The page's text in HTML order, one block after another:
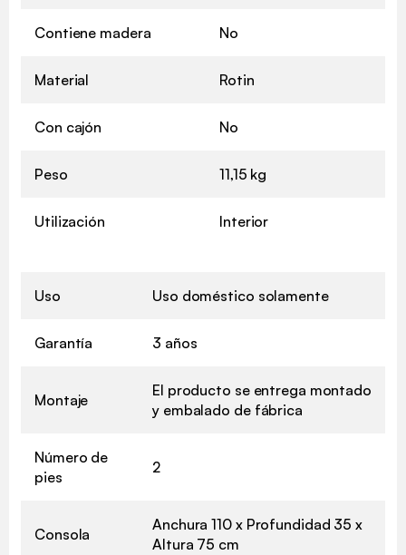
Contiene madera No
Material Rotin
Con cajón No
Peso 11,15 kg
Utilización Interior
Uso Uso doméstico solamente
Garantía 3 años
Montaje
El producto se entrega montado
y embalado de fábrica
Número de
pies
2
Consola
Anchura 110 x Profundidad 35 x
Altura 75 cm